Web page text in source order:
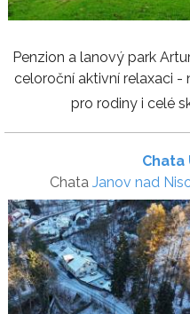
Penzion a lanový park
celoroční aktivní relaxaci
pro rodiny i celé
Chata
Chata Janov nad